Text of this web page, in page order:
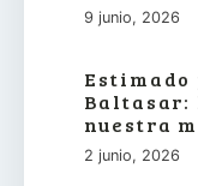
9 junio, 2026
Estimado
Baltasar:
nuestra
2 junio, 2026